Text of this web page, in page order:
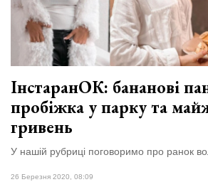
ІнстаранОК: бананові
пробіжка у парку та
гривень
У нашій рубриці поговоримо про ранок
26 Березня 2020, 08:09